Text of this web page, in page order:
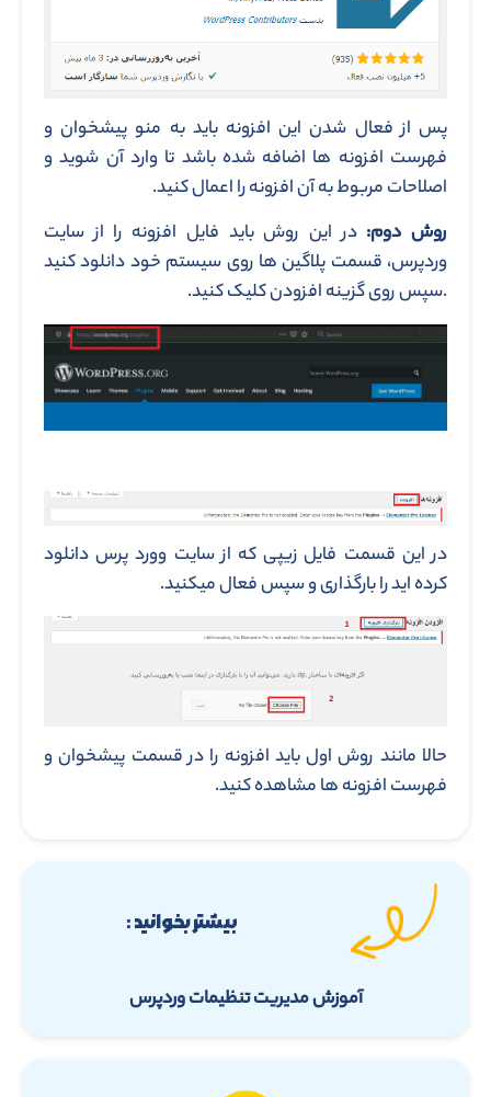
پس از فعال شدن این افزونه باید به منو پیشخوان و
فهرست افزونه ها اضافه شده باشد تا وارد آن شوید و
اصلاحات مربوط به آن افزونه را اعمال کنید.
روش دوم:در این روش باید فایل افزونه را از سایت
وردپرس، قسمت پلاگین ها روی سیستم خود دانلود کنید
.سپس روی گزینه افزودن کلیک کنید.
در این قسمت فایل زیپی که از سایت وورد پرس دانلود
کرده اید را بارگذاری و سپس فعال میکنید.
حالا مانند روش اول باید افزونه را در قسمت پیشخوان و
فهرست افزونه ها مشاهده کنید.
بیشتر بخوانید :
آموزش مدیریت تنظیمات وردپرس